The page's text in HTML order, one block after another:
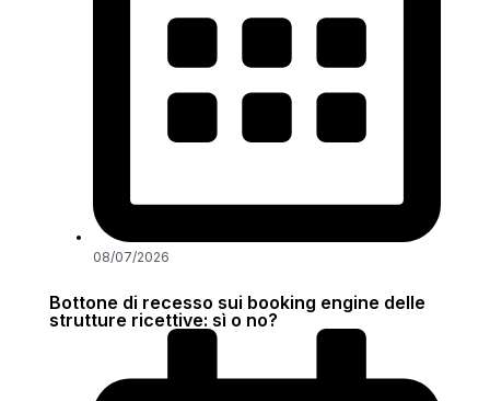
08/07/2026
Bottone di recesso sui booking engine delle
strutture ricettive: sì o no?